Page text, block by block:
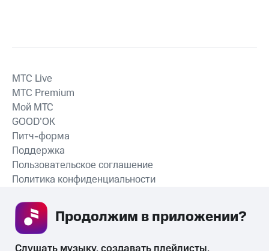
СКАЧАТЬ ПРИЛОЖЕНИЕ
MTС Live
MTС Premium
Мой МТС
GOOD’OK
Питч-форма
Поддержка
Пользовательское соглашение
Политика конфиденциальности